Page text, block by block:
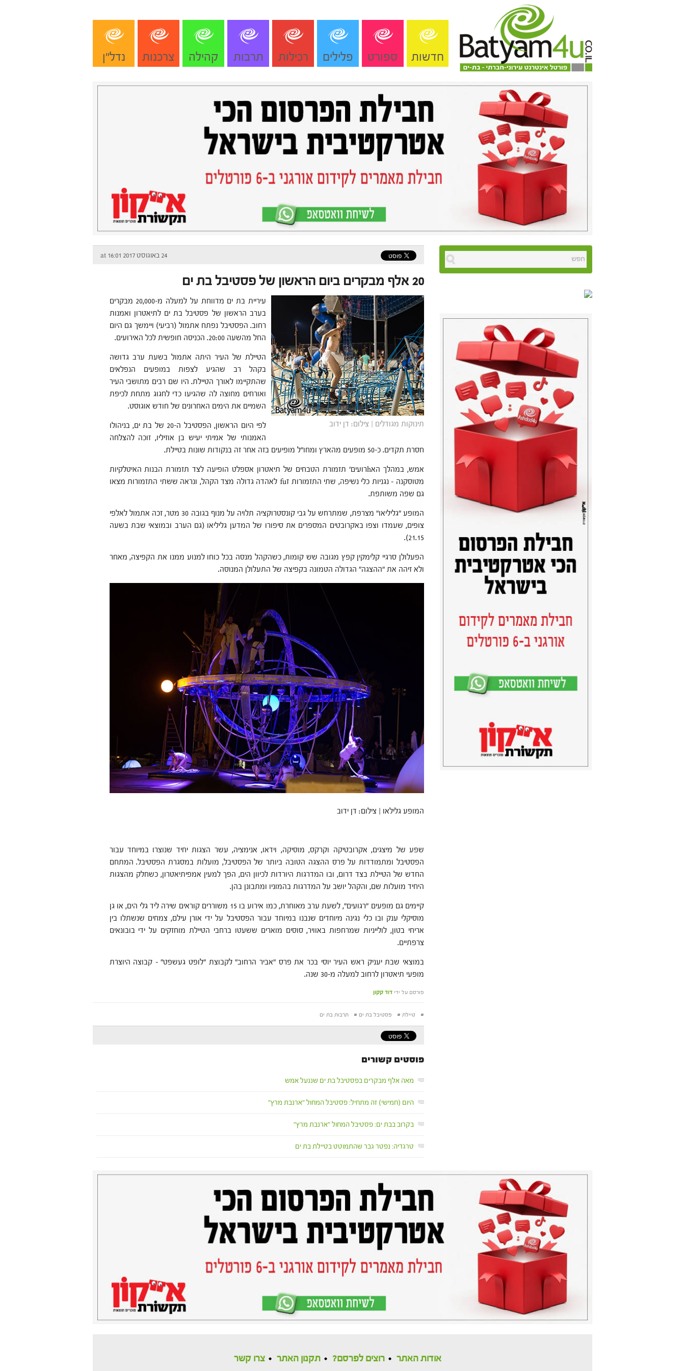
חדשות ספורט פלילים רכילות תרבות קהילה צרכנות נדל"ן
24 באוגוסט 2017 at 16:01
20 אלף מבקרים ביום הראשון של פסטיבל בת ים
תינוקות מגודלים | צילום: דן ידוב
עיריית בת ים מדווחת על למעלה מ-20,000 מבקרים
בערב הראשון של פסטיבל בת ים לתיאטרון ואמנות
רחוב. הפסטיבל נפתח אתמול (רביעי) ויימשך גם היום
החל מהשעה 20:00. הכניסה חופשית לכל האירועים.
הטיילת של העיר היתה אתמול בשעת ערב גדושה
בקהל רב שהגיע לצפות במופעים הנפלאים
שהתקיימו לאורך הטיילת. היו שם רבים מתושבי העיר
ואורחים מחוצה לה שהגיעו כדי לחגוג מתחת לכיפת
השמיים את הימים האחרונים של חודש אוגוסט.
לפי היום הראשון, הפסטיבל ה-20 של בת ים, בניהולו
האמנותי של אמיתי יעיש בן אוזיליו, זוכה להצלחה
חסרת תקדים. כ-50 מופעים מהארץ ומחו"ל מופיעים בזה אחר זה בנקודות שונות בטיילת.
אמש, במהלך האhרועים' תזמורת הטבחים של תיאטרון אספלט הופיעה לצד תזמורת הבנות האיטלקיות
מטוסקנה – נגניות כלי נשיפה, שתי התזמורות זfu לאהדה גדולה מצד הקהל, ונראה ששתי התזמורות מצאו
גם שפה משותפת.
המופע "גליליאו" מצרפת, שמתרחש על גבי קונסטרוקציה תלויה על מנוף בגובה 30 מטר, זכה אתמול לאלפי
צופים, שעמדו וצפו באקרובטים המספרים את סיפורו של המדען גליליאו (גם הערב ובמוצאי שבת בשעה
21.15).
הפעלולן סרגיי קלימקין קפץ מגובה שש קומות, כשהקהל מנסה בכל כוחו למנוע ממנו את הקפיצה, מאחר
ולא זיהה את "ההצגה" הגדולה הטמונה בקפיצה של התעלולן המנוסה.
המופע גלילאו | צילום: דן ידוב
שפע של מיצגים, אקרובטיקה וקרקס, מוסיקה, וידאו, אנימציה, עשר הצגות יחיד שנוצרו במיוחד עבור
הפסטיבל ומתמודדות על פרס ההצגה הטובה ביותר של הפסטיבל, מועלות במסגרת הפסטיבל. המתחם
החדש של הטיילת בצד דרום, ובו המדרגות היורדות לכיוון הים, הפך למעין אמפיתיאטרון, כשחלק מהצגות
היחיד מועלות שם, והקהל יושב על המדרגות בהמוניו ומתבונן בהן.
קיימים גם מופעים "רגועים", לשעת ערב מאוחרת, כמו אירוע בו 15 משוררים קוראים שירה ליד גלי הים, או גן
מוסיקלי ענק ובו כלי נגינה מיוחדים שנבנו במיוחד עבור הפסטיבל על ידי אורן עילם, צמחים שנשתלו בין
אריחי בטון, לולייניות שמרחפות באוויר, סוסים מוארים ששעטו ברחבי הטיילת מוחזקים על ידי בובונאים
צרפתיים.
במוצאי שבת יעניק ראש העיר יוסי בכר את פרס "אביר הרחוב" לקבוצת "לופט געשפט" – קבוצה היוצרת
מופעי תיאטרון לרחוב למעלה מ-30 שנה.
פורסם על ידי דוד קקון
# טיילת # פסטיבל בת ים # תרבות בת ים
פוסטים קשורים
מאה אלף מבקרים בפסטיבל בת ים שננעל אמש
היום (חמישי) זה מתחיל: פסטיבל המחול "ארנבת מרץ"
בקרוב בבת ים: פסטיבל המחול "ארנבת מרץ"
טרגדיה: נפטר גבר שהתמוטט בטיילת בת ים
אודות האתר רוצים לפרסם? תקנון האתר צרו קשר